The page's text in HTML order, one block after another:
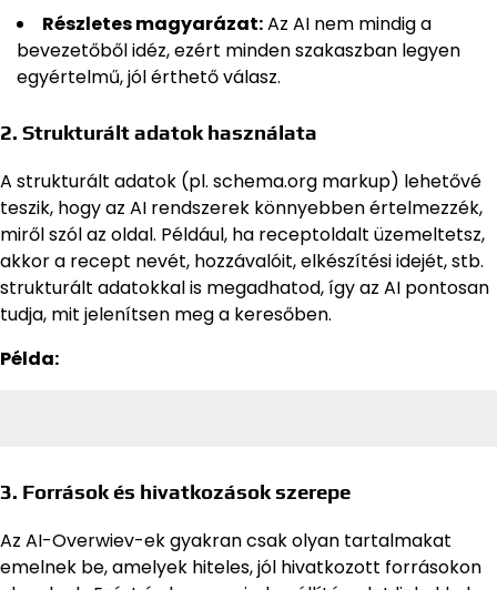
Részletes magyarázat:Az AI nem mindig a
bevezetőből idéz, ezért minden szakaszban legyen
egyértelmű, jól érthető válasz.
2. Strukturált adatok használata
A strukturált adatok (pl. schema.org markup) lehetővé
teszik, hogy az AI rendszerek könnyebben értelmezzék,
miről szól az oldal. Például, ha receptoldalt üzemeltetsz,
akkor a recept nevét, hozzávalóit, elkészítési idejét, stb.
strukturált adatokkal is megadhatod, így az AI pontosan
tudja, mit jelenítsen meg a keresőben.
Példa:
3. Források és hivatkozások szerepe
Az AI-Overwiev-ek gyakran csak olyan tartalmakat
emelnek be, amelyek hiteles, jól hivatkozott forrásokon